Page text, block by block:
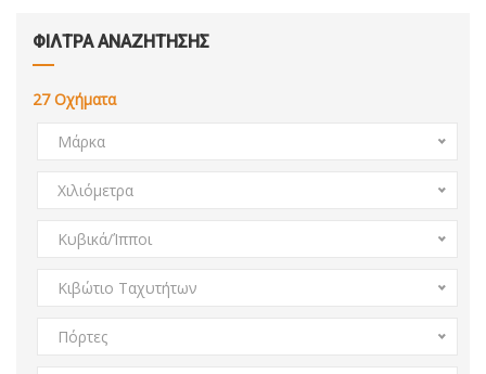
ΦΙΛΤΡΑ ΑΝΑΖΗΤΗΣΗΣ
27 Οχήματα
Μάρκα
Χιλιόμετρα
Κυβικά/Ίπποι
Κιβώτιο Ταχυτήτων
Πόρτες